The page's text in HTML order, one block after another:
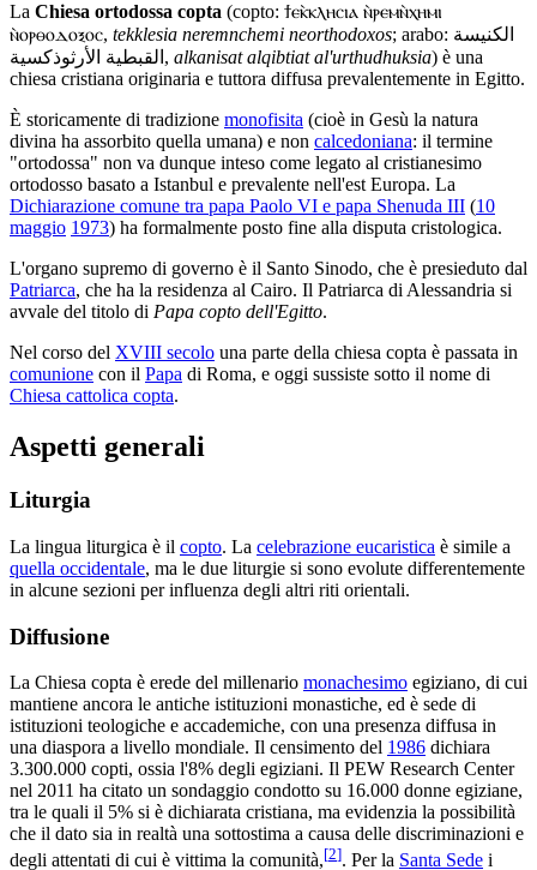
La Chiesa ortodossa copta (copto: ϯⲉⲕ̀ⲕⲗⲏⲥⲓⲁ ⲛ̀ⲣⲉⲙⲛ̀ⲭⲏⲙⲓ
ⲛ̀ⲟⲣⲑⲟⲇⲟⲝⲟⲥ, tekklesia neremnchemi neorthodoxos; arabo: الكنيسة
القبطية الأرثوذكسية, alkanisat alqibtiat al'urthudhuksia) è una
chiesa cristiana originaria e tuttora diffusa prevalentemente in Egitto.
È storicamente di tradizione monofisita (cioè in Gesù la natura
divina ha assorbito quella umana) e non calcedoniana: il termine
"ortodossa" non va dunque inteso come legato al cristianesimo
ortodosso basato a Istanbul e prevalente nell'est Europa. La
Dichiarazione comune tra papa Paolo VI e papa Shenuda III (10
maggio 1973) ha formalmente posto fine alla disputa cristologica.
L'organo supremo di governo è il Santo Sinodo, che è presieduto dal
Patriarca, che ha la residenza al Cairo. Il Patriarca di Alessandria si
avvale del titolo di Papa copto dell'Egitto.
Nel corso del XVIII secolo una parte della chiesa copta è passata in
comunione con il Papa di Roma, e oggi sussiste sotto il nome di
Chiesa cattolica copta.
Aspetti generali
Liturgia
La lingua liturgica è il copto. La celebrazione eucaristica è simile a
quella occidentale, ma le due liturgie si sono evolute differentemente
in alcune sezioni per influenza degli altri riti orientali.
Diffusione
La Chiesa copta è erede del millenario monachesimo egiziano, di cui
mantiene ancora le antiche istituzioni monastiche, ed è sede di
istituzioni teologiche e accademiche, con una presenza diffusa in
una diaspora a livello mondiale. Il censimento del 1986 dichiara
3.300.000 copti, ossia l'8% degli egiziani. Il PEW Research Center
nel 2011 ha citato un sondaggio condotto su 16.000 donne egiziane,
tra le quali il 5% si è dichiarata cristiana, ma evidenzia la possibilità
che il dato sia in realtà una sottostima a causa delle discriminazioni e
degli attentati di cui è vittima la comunità,[2]. Per la Santa Sede i